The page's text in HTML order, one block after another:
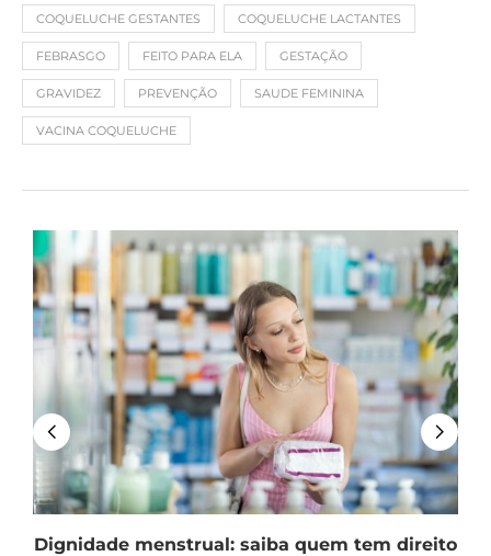
COQUELUCHE GESTANTES COQUELUCHE LACTANTES
FEBRASGO FEITO PARA ELA GESTAÇÃO
GRAVIDEZ PREVENÇÃO SAUDE FEMININA
VACINA COQUELUCHE
Dignidade menstrual: saiba quem tem direito